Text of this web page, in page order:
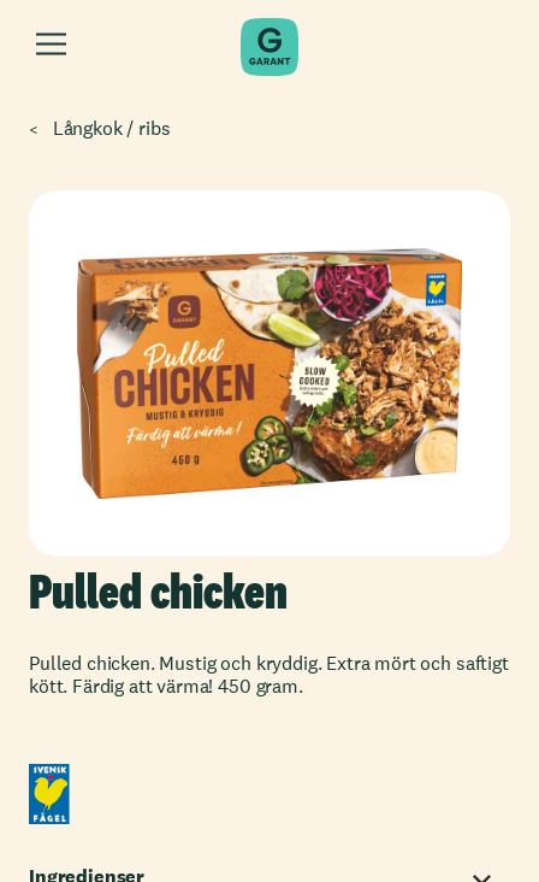
Långkok / ribs
Pulled chicken
Pulled chicken. Mustig och kryddig. Extra mört och saftigt
kött. Färdig att värma! 450 gram.
Ingredienser